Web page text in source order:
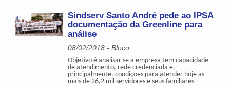
Sindserv Santo André pede ao IPSA
documentação da Greenline para
análise
08/02/2018 - Bloco
Objetivo é analisar se a empresa tem capacidade
de atendimento, rede credenciada e,
principalmente, condições para atender hoje as
mais de 26,2 mil servidores e seus familiares